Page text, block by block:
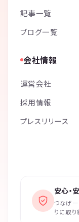
記事一覧
ブログ一覧
会社情報
運営会社
採用情報
プレスリリース
安心・
つなげー
りに取り